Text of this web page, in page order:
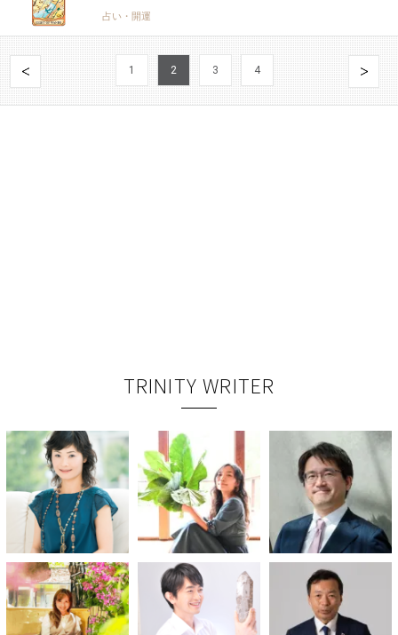
占い・開運
1 2 3 4
TRINITY WRITER